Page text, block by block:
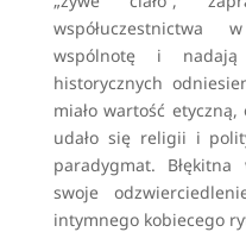
wspólnotę i
historycznych
miało wartość
udało się religii i
paradygmat.
swoje
intymnego kobiecego